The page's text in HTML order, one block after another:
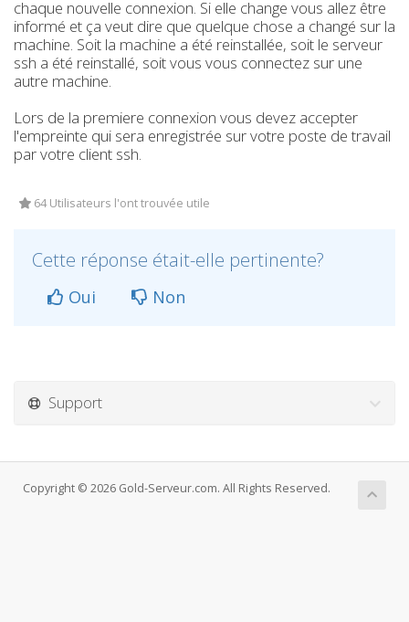
chaque nouvelle connexion. Si elle change vous allez être
informé et ça veut dire que quelque chose a changé sur la
machine. Soit la machine a été reinstallée, soit le serveur
ssh a été reinstallé, soit vous vous connectez sur une
autre machine.
Lors de la premiere connexion vous devez accepter
l'empreinte qui sera enregistrée sur votre poste de travail
par votre client ssh.
64 Utilisateurs l'ont trouvée utile
Cette réponse était-elle pertinente?
Oui Non
Support
Copyright © 2026 Gold-Serveur.com. All Rights Reserved.